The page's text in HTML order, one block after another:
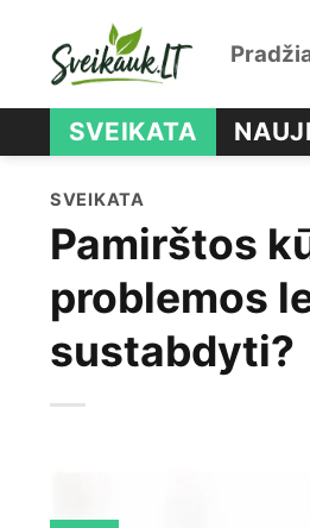
SVEIKATA
SVEIKATA
Pamirštos
problemos
sustabdyti?